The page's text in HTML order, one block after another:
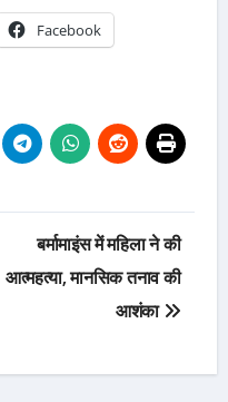
Facebook
बर्मामाइंस में महिला ने की
आत्महत्या, मानसिक तनाव की
आशंका